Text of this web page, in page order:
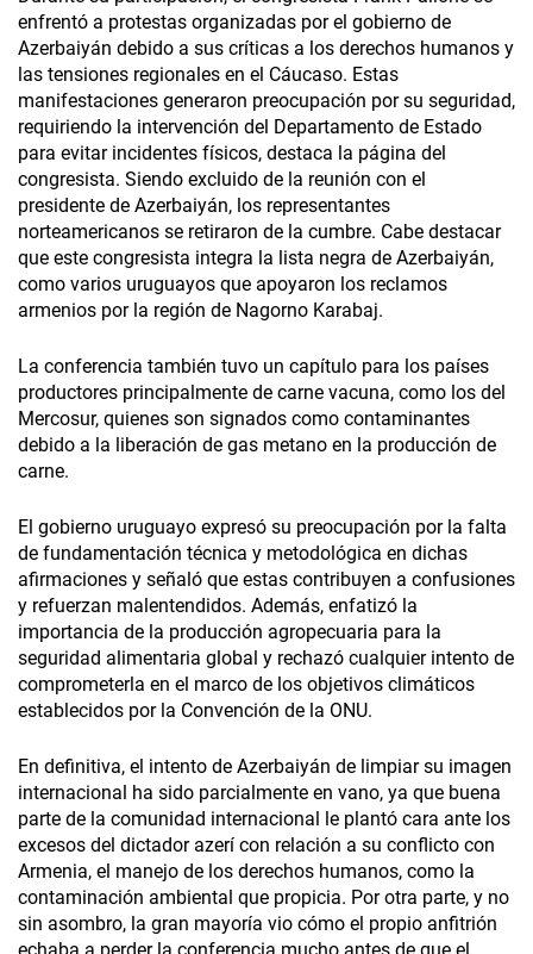
enfrentó a protestas organizadas por el gobierno de
Azerbaiyán debido a sus críticas a los derechos humanos y
las tensiones regionales en el Cáucaso. Estas
manifestaciones generaron preocupación por su seguridad,
requiriendo la intervención del Departamento de Estado
para evitar incidentes físicos, destaca la página del
congresista. Siendo excluido de la reunión con el
presidente de Azerbaiyán, los representantes
norteamericanos se retiraron de la cumbre. Cabe destacar
que este congresista integra la lista negra de Azerbaiyán,
como varios uruguayos que apoyaron los reclamos
armenios por la región de Nagorno Karabaj.
La conferencia también tuvo un capítulo para los países
productores principalmente de carne vacuna, como los del
Mercosur, quienes son signados como contaminantes
debido a la liberación de gas metano en la producción de
carne.
El gobierno uruguayo expresó su preocupación por la falta
de fundamentación técnica y metodológica en dichas
afirmaciones y señaló que estas contribuyen a confusiones
y refuerzan malentendidos. Además, enfatizó la
importancia de la producción agropecuaria para la
seguridad alimentaria global y rechazó cualquier intento de
comprometerla en el marco de los objetivos climáticos
establecidos por la Convención de la ONU.
En definitiva, el intento de Azerbaiyán de limpiar su imagen
internacional ha sido parcialmente en vano, ya que buena
parte de la comunidad internacional le plantó cara ante los
excesos del dictador azerí con relación a su conflicto con
Armenia, el manejo de los derechos humanos, como la
contaminación ambiental que propicia. Por otra parte, y no
sin asombro, la gran mayoría vio cómo el propio anfitrión